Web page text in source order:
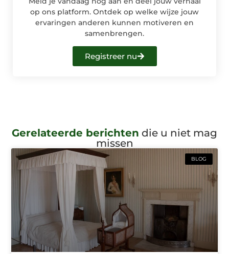
op ons platform. Ontdek op welke wijze jouw
ervaringen anderen kunnen motiveren en
samenbrengen.
Registreer nu
Gerelateerde berichten die u niet mag
missen
BLOG